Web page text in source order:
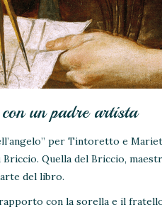
un padre artista
per Tintoretto e
Briccio. Quella del Briccio,
del libro.
con la sorella e il